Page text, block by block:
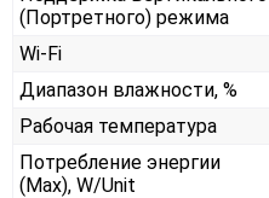
(Портретного) режима
Wi-Fi
Диапазон влажности, %
Рабочая температура
Потребление энергии
(Max), W/Unit